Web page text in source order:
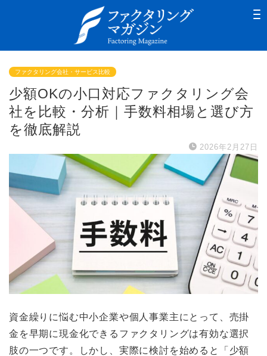
ファクタリング会社・サービス比較
少額OKの小口対応ファクタリング会
社を比較・分析｜手数料相場と選び方
を徹底解説
2026年2月27日
資金繰りに悩む中小企業や個人事業主にとって、売掛
金を早期に現金化できるファクタリングは有効な選択
肢の一つです。しかし、実際に検討を始めると「少額